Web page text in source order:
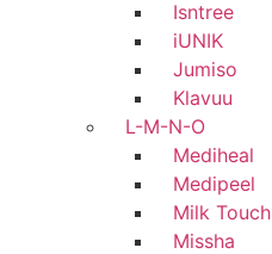
Isntree
iUNIK
Jumiso
Klavuu
L-M-N-O
Mediheal
Medipeel
Milk Touch
Missha